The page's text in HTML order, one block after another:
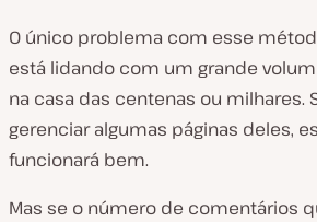
O único problema com esse
está lidando com um grande
na casa das centenas ou milhares.
gerenciar algumas páginas deles,
funcionará bem.
Mas se o número de comentários